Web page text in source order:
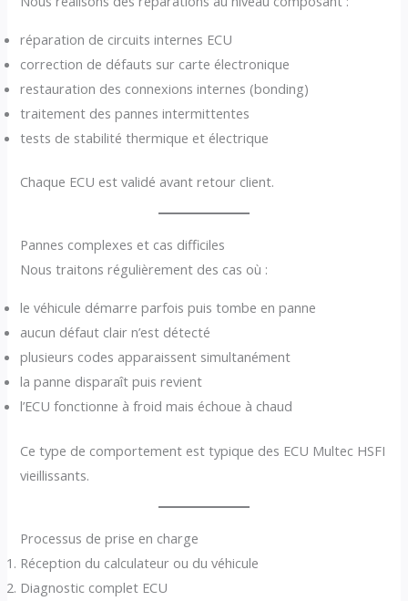
réparation de circuits internes ECU
correction de défauts sur carte électronique
restauration des connexions internes (bonding)
traitement des pannes intermittentes
tests de stabilité thermique et électrique
Chaque ECU est validé avant retour client.
Pannes complexes et cas difficiles
Nous traitons régulièrement des cas où :
le véhicule démarre parfois puis tombe en panne
aucun défaut clair n’est détecté
plusieurs codes apparaissent simultanément
la panne disparaît puis revient
l’ECU fonctionne à froid mais échoue à chaud
Ce type de comportement est typique des ECU Multec HSFI
vieillissants.
Processus de prise en charge
Réception du calculateur ou du véhicule
Diagnostic complet ECU